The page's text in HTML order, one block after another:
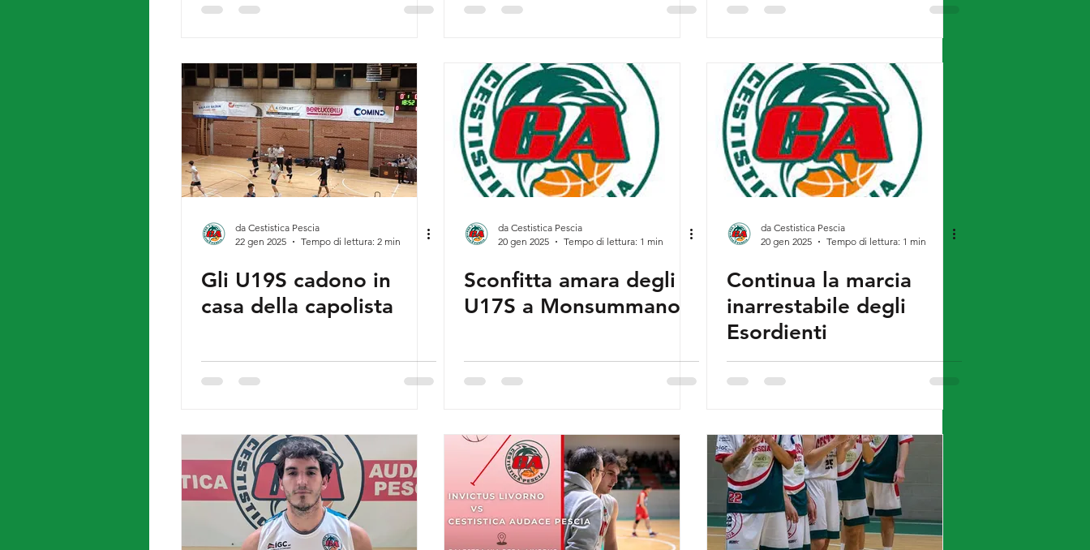
da Cestistica Pescia
22 gen 2025
Tempo di lettura: 2 min
Gli U19S cadono in
casa della capolista
da Cestistica Pescia
20 gen 2025
Tempo di lettura: 1 min
Sconfitta amara degli
U17S a Monsummano
da Cestistica Pescia
20 gen 2025
Tempo di lettura: 1 min
Continua la marcia
inarrestabile degli
Esordienti